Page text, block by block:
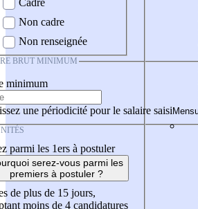
Cadre
Non cadre
Non renseignée
BRUT MINIMUM
minimum
une périodicité pour le salaire saisi
parmi les 1ers à postuler
serez-vous parmi les
premiers à postuler ?
de plus de 15 jours,
moins de 4 candidatures